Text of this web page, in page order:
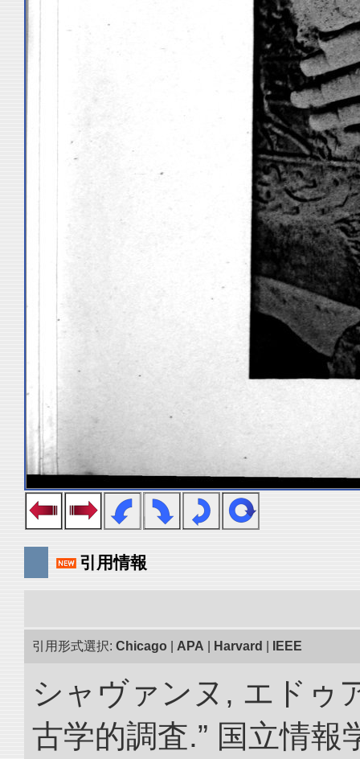
引用情報
引用形式選択: Chicago APA Harvard IEEE
シャヴァンヌ, エドゥ
古学的調査.” 国立情